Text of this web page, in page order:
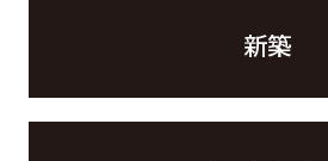
新築